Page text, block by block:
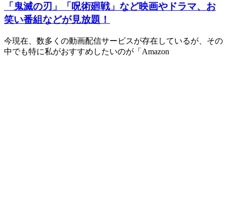
「鬼滅の刃」「呪術廻戦」など映画やドラマ、お
笑い番組などが見放題！
今現在、数多くの動画配信サービスが存在しているが、その
中でも特に私がおすすめしたいのが「Amazon